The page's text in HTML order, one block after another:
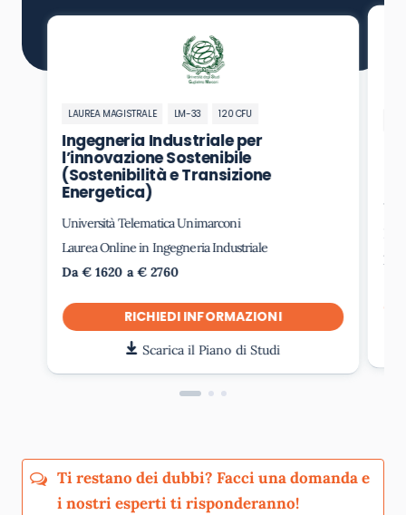
LAUREA MAGISTRALE LM-33 120 CFU
Ingegneria Industriale per
l’innovazione Sostenibile
(Sostenibilità e Transizione
Energetica)
Università Telematica Unimarconi
Laurea Online in Ingegneria Industriale
Da € 1620 a € 2760
RICHIEDI INFORMAZIONI
Scarica il Piano di Studi
Da